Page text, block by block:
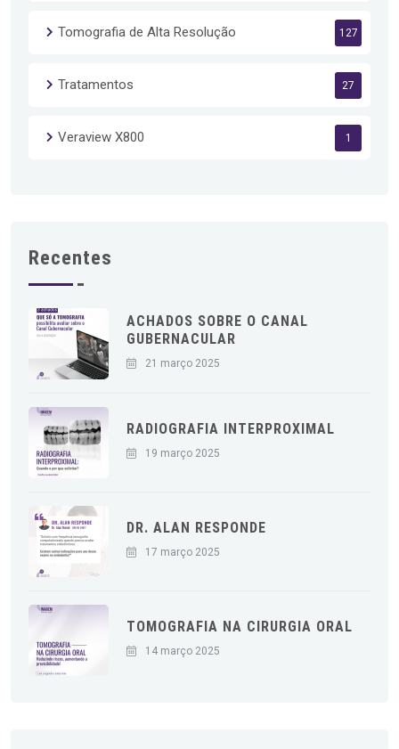
Tomografia de Alta Resolução 127
Tratamentos 27
Veraview X800 1
Recentes
ACHADOS SOBRE O CANAL
GUBERNACULAR
21 março 2025
RADIOGRAFIA INTERPROXIMAL
19 março 2025
DR. ALAN RESPONDE
17 março 2025
TOMOGRAFIA NA CIRURGIA ORAL
14 março 2025